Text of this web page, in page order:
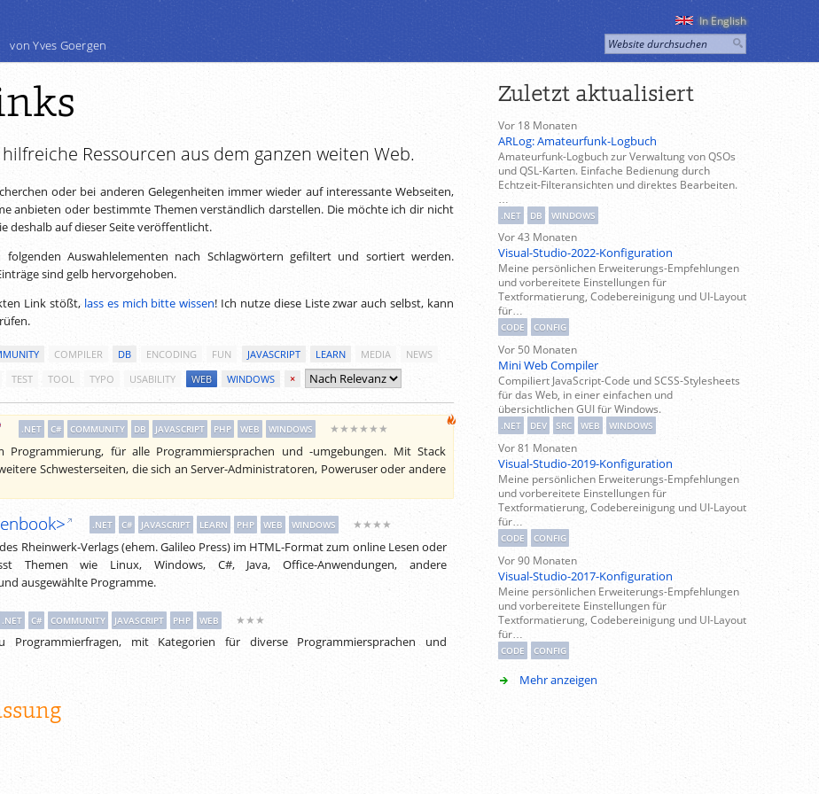
In English
von Yves Goergen
Zuletzt aktualisiert
Vor 18 Monaten
ARLog: Amateurfunk-Logbuch
Amateurfunk-Logbuch zur Verwaltung von QSOs
und QSL-Karten. Einfache Bedienung durch
Echtzeit-Filteransichten und direktes Bearbeiten.
…
.NET DB WINDOWS
Vor 43 Monaten
Visual-Studio-2022-Konfiguration
Meine persönlichen Erweiterungs-Empfehlungen
und vorbereitete Einstellungen für
Textformatierung, Codebereinigung und UI-Layout
für…
CODE CONFIG
Vor 50 Monaten
Mini Web Compiler
Compiliert JavaScript-Code und SCSS-Stylesheets
für das Web, in einer einfachen und
übersichtlichen GUI für Windows.
.NET DEV SRC WEB WINDOWS
Vor 81 Monaten
Visual-Studio-2019-Konfiguration
Meine persönlichen Erweiterungs-Empfehlungen
und vorbereitete Einstellungen für
Textformatierung, Codebereinigung und UI-Layout
für…
CODE CONFIG
Vor 90 Monaten
Visual-Studio-2017-Konfiguration
Meine persönlichen Erweiterungs-Empfehlungen
und vorbereitete Einstellungen für
Textformatierung, Codebereinigung und UI-Layout
für…
CODE CONFIG
Mehr anzeigen
Ressourcen aus dem ganzen weiten Web.
oder bei anderen Gelegenheiten immer wieder auf interessante Webseiten,
anbieten oder bestimmte Themen verständlich darstellen. Die möchte ich dir nicht
deshalb auf dieser Seite veröffentlicht.
Auswahlelementen nach Schlagwörtern gefiltert und sortiert werden.
sind gelb hervorgehoben.
Link stößt, lass es mich bitte wissen! Ich nutze diese Liste zwar auch selbst, kann
COMPILER DB ENCODING FUN JAVASCRIPT LEARN MEDIA
NEWS
TEST TOOL TYPO USABILITY WEB WINDOWS ×
.NET C# COMMUNITY DB JAVASCRIPT PHP WEB WINDOWS ★★★★★★
Programmierung, für alle Programmiersprachen und -umgebungen. Mit Stack
Schwesterseiten, die sich an Server-Administratoren, Poweruser oder andere
.NET C# JAVASCRIPT LEARN PHP WEB WINDOWS ★★★★
Rheinwerk-Verlags (ehem. Galileo Press) im HTML-Format zum online Lesen oder
Themen wie Linux, Windows, C#, Java, Office-Anwendungen, andere
ausgewählte Programme.
.NET C# COMMUNITY JAVASCRIPT PHP WEB ★★★
Programmierfragen, mit Kategorien für diverse Programmiersprachen und